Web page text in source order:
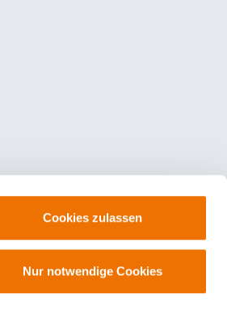
Cookies zulassen
Nur notwendige Cookies